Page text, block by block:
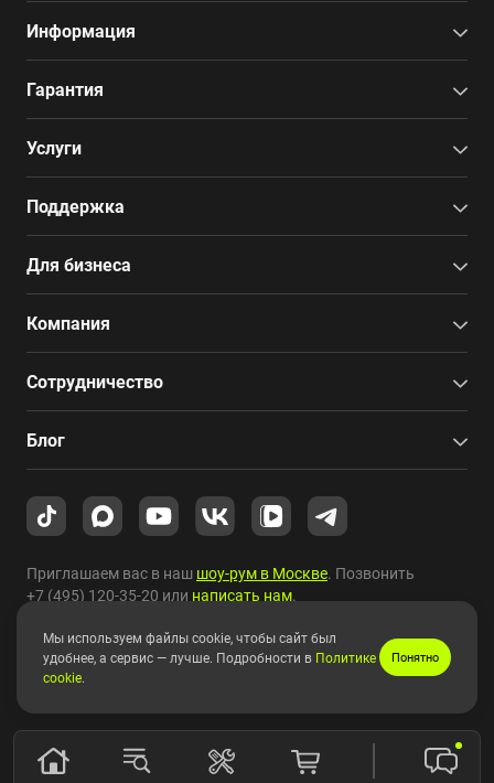
Информация
Гарантия
Услуги
Поддержка
Для бизнеса
Компания
Сотрудничество
Блог
Приглашаем вас в наш шоу-рум в Москве. Позвонить
+7 (495) 120-35-20 или написать нам.
Copyright © 2010-2026 HYPERPC.
Мы используем файлы cookie, чтобы сайт был
удобнее, а сервис — лучше. Подробности в Политике
cookie.
Понятно